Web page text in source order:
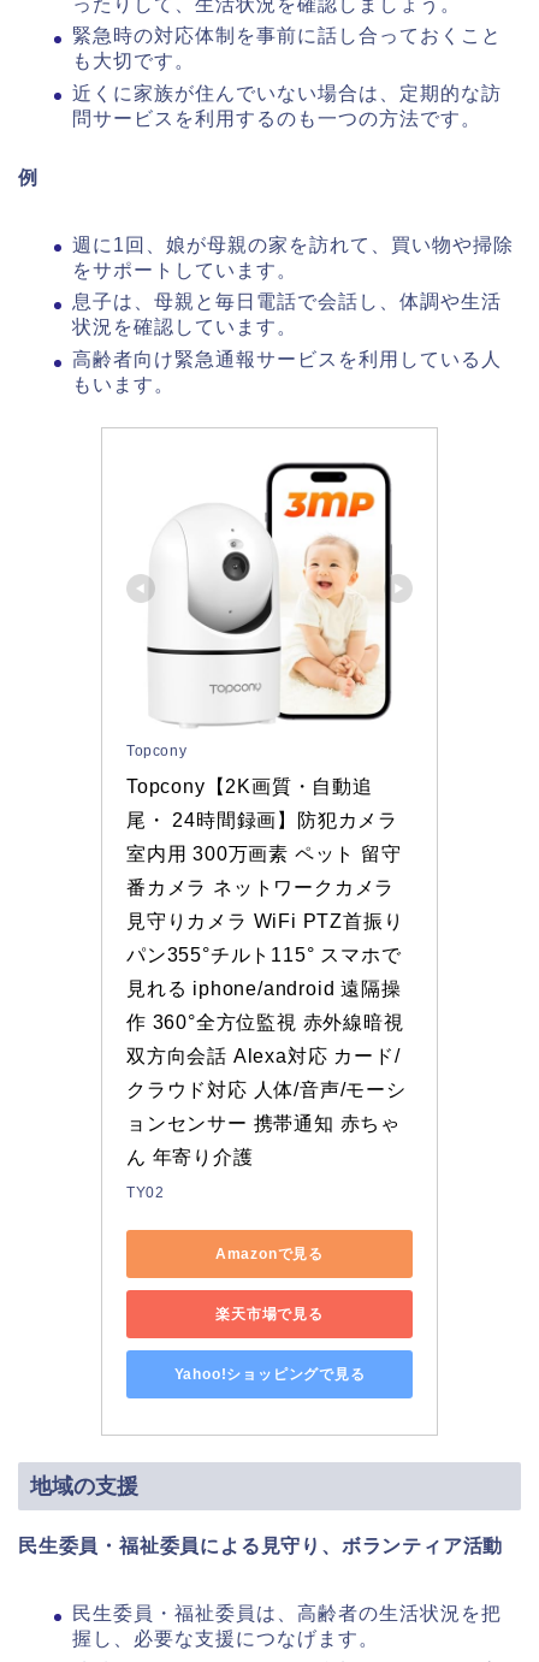
緊急時の対応体制を事前に話し合っておくこと
も大切です。
近くに家族が住んでいない場合は、定期的な訪
問サービスを利用するのも一つの方法です。
例
週に1回、娘が母親の家を訪れて、買い物や掃除
をサポートしています。
息子は、母親と毎日電話で会話し、体調や生活
状況を確認しています。
高齢者向け緊急通報サービスを利用している人
もいます。
Topcony
Topcony【2K画質・自動追
尾・ 24時間録画】防犯カメラ
室内用 300万画素 ペット 留守
番カメラ ネットワークカメラ
見守りカメラ WiFi PTZ首振り
パン355°チルト115° スマホで
見れる iphone/android 遠隔操
作 360°全方位監視 赤外線暗視
双方向会話 Alexa対応 カード/
クラウド対応 人体/音声/モーシ
ョンセンサー 携帯通知 赤ちゃ
ん 年寄り介護
TY02
Amazonで見る
楽天市場で見る
Yahoo!ショッピングで見る
地域の支援
民生委員・福祉委員による見守り、ボランティア活動
民生委員・福祉委員は、高齢者の生活状況を把
握し、必要な支援につなげます。